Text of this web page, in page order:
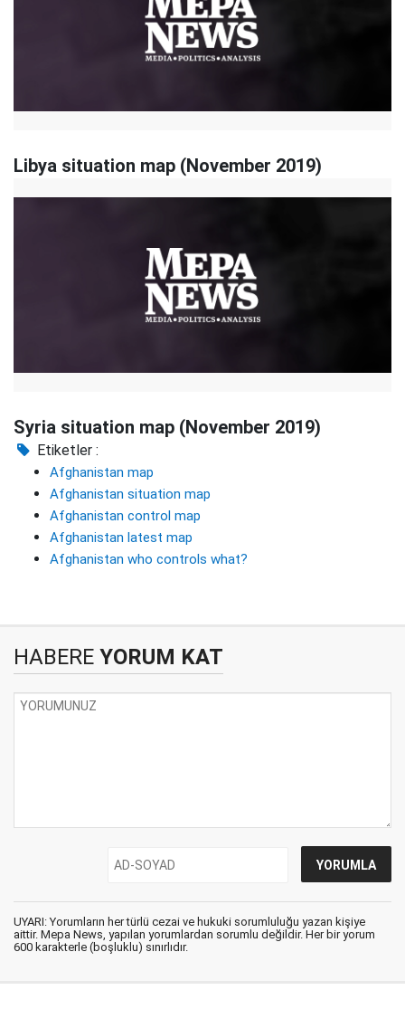
Libya situation map (November 2019)
Syria situation map (November 2019)
Etiketler :
Afghanistan map
Afghanistan situation map
Afghanistan control map
Afghanistan latest map
Afghanistan who controls what?
HABERE YORUM KAT
UYARI: Yorumların her türlü cezai ve hukuki sorumluluğu yazan kişiye
aittir. Mepa News, yapılan yorumlardan sorumlu değildir. Her bir yorum
600 karakterle (boşluklu) sınırlıdır.